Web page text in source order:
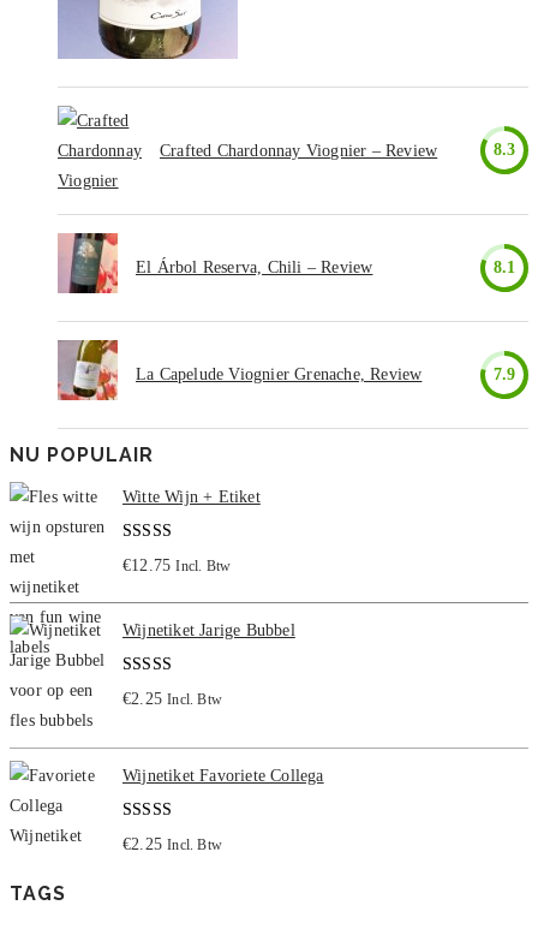
Crafted Chardonnay Viognier – Review 8.3
El Árbol Reserva, Chili – Review 8.1
La Capelude Viognier Grenache, Review 7.9
NU POPULAIR
Witte Wijn + Etiket
Gewaardeerd
€12.75 Incl. Btw
Wijnetiket Jarige Bubbel
Gewaardeerd
€2.25 Incl. Btw
Wijnetiket Favoriete Collega
Gewaardeerd
€2.25 Incl. Btw
TAGS